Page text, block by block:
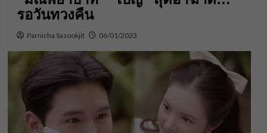
รอวันทวงคืน
Parnicha Sasookjit 06/01/2023